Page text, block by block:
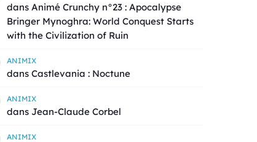
dans Animé Crunchy n°23 : Apocalypse
Bringer Mynoghra: World Conquest Starts
with the Civilization of Ruin
ANIMIX
dans Castlevania : Noctune
ANIMIX
dans Jean-Claude Corbel
ANIMIX